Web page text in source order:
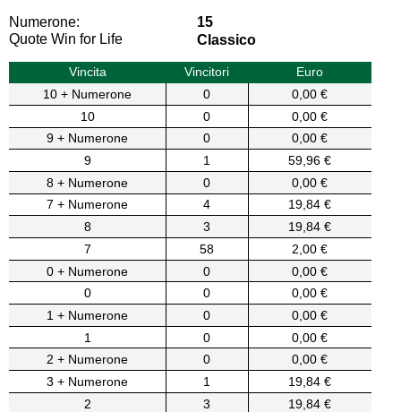
Numerone:
15
Quote Win for Life
Classico
Vincita Vincitori
Euro
10 + Numerone
0
0,00 €
10
0
0,00 €
9 + Numerone
0
0,00 €
9
1
59,96 €
8 + Numerone
0
0,00 €
7 + Numerone
4
19,84 €
8
3
19,84 €
7
58
2,00 €
0 + Numerone
0
0,00 €
0
0
0,00 €
1 + Numerone
0
0,00 €
1
0
0,00 €
2 + Numerone
0
0,00 €
3 + Numerone
1
19,84 €
2
3
19,84 €